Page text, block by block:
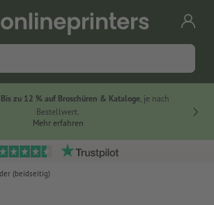
Bis zu 12 % auf Broschüren & Kataloge, je nach
Bestellwert.
Mehr erfahren
(beidseitig)